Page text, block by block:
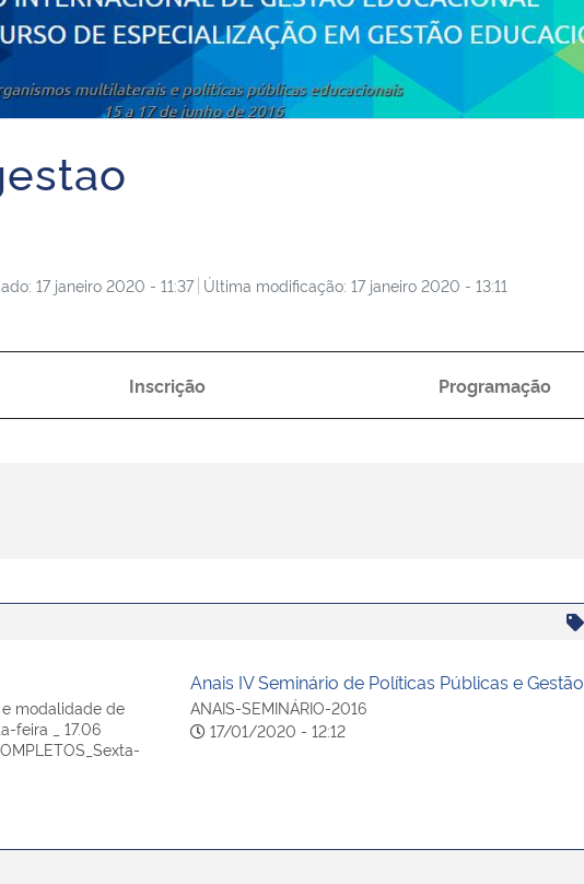
17 janeiro 2020 - 11:37 Última modificação: 17 janeiro 2020 - 13:11
Inscrição Programação
modalidade de
feira _ 17.06
Anais IV Seminário de Políticas Públicas e Gestão
ANAIS-SEMINÁRIO-2016
17/01/2020 - 12:12